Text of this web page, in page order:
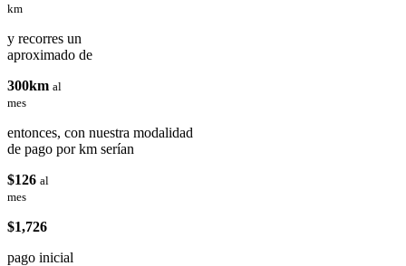
km
y recorres un
aproximado de
300km al
mes
entonces, con nuestra modalidad
de pago por km serían
$126 al
mes
$1,726
pago inicial